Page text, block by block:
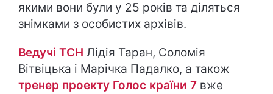
якими вони були у 25 років та діляться
знімками з особистих архівів.
Ведучі ТСН Лідія Таран, Соломія
Вітвіцька і Марічка Падалко, а також
тренер проекту Голос країни 7 вже